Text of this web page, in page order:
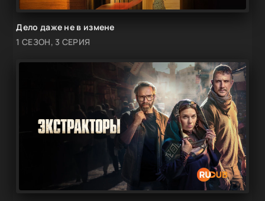
Дело даже не в измене
1 СЕЗОН, 3 СЕРИЯ